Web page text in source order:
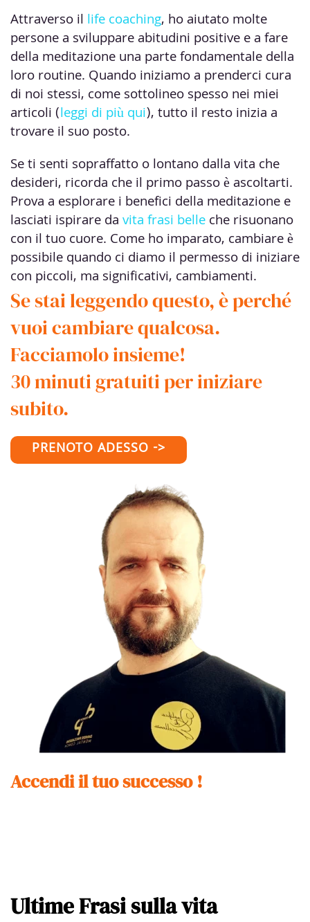
Attraverso il life coaching, ho aiutato molte
persone a sviluppare abitudini positive e a fare
della meditazione una parte fondamentale della
loro routine. Quando iniziamo a prenderci cura
di noi stessi, come sottolineo spesso nei miei
articoli (leggi di più qui), tutto il resto inizia a
trovare il suo posto.
Se ti senti sopraffatto o lontano dalla vita che
desideri, ricorda che il primo passo è ascoltarti.
Prova a esplorare i benefici della meditazione e
lasciati ispirare davita frasi belleche risuonano
con il tuo cuore. Come ho imparato, cambiare è
possibile quando ci diamo il permesso di iniziare
con piccoli, ma significativi, cambiamenti.
Se stai leggendo questo, è perché
vuoi cambiare qualcosa.
Facciamolo insieme!
30 minuti gratuiti per iniziare
subito.
PRENOTO ADESSO ->
Accendi il tuo successo !
Ultime Frasi sulla vita